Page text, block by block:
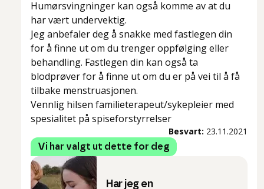
Humørsvingninger kan også komme av at du
har vært undervektig.
Jeg anbefaler deg å snakke med fastlegen din
for å finne ut om du trenger oppfølging eller
behandling. Fastlegen din kan også ta
blodprøver for å finne ut om du er på vei til å få
tilbake menstruasjonen.
Vennlig hilsen familieterapeut/sykepleier med
spesialitet på spiseforstyrrelser
Besvart: 23.11.2021
Vi har valgt ut dette for deg
Har jeg en